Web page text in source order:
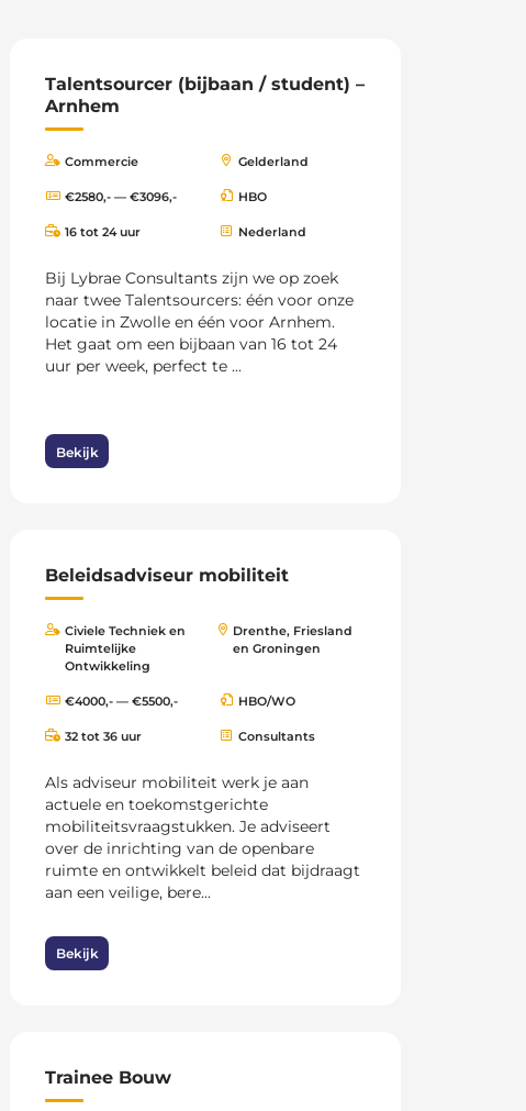
Talentsourcer (bijbaan / student) –
Arnhem
Commercie Gelderland
€2580,- — €3096,- HBO
16 tot 24 uur Nederland
Bij Lybrae Consultants zijn we op zoek
naar twee Talentsourcers: één voor onze
locatie in Zwolle en één voor Arnhem.
Het gaat om een bijbaan van 16 tot 24
uur per week, perfect te ...
Bekijk
Beleidsadviseur mobiliteit
Civiele Techniek en
Ruimtelijke
Ontwikkeling
Drenthe, Friesland
en Groningen
€4000,- — €5500,- HBO/WO
32 tot 36 uur Consultants
Als adviseur mobiliteit werk je aan
actuele en toekomstgerichte
mobiliteitsvraagstukken. Je adviseert
over de inrichting van de openbare
ruimte en ontwikkelt beleid dat bijdraagt
aan een veilige, bere...
Bekijk
Trainee Bouw